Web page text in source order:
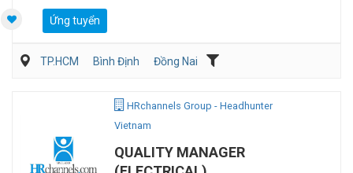
Ứng tuyển
TP.HCM Bình Định
Đồng Nai
HRchannels Group - Headhunter
Vietnam
QUALITY MANAGER